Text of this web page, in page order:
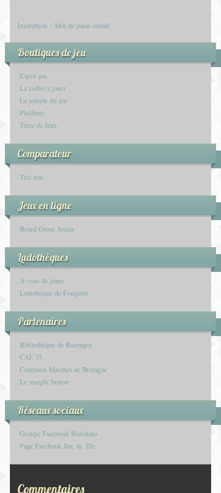
Inscription Mot de passe oublié
Boutiques de jeu
Esprit jeu
Le coffre à jouer
Le temple du jeu
Philibert
Terre de Jeux
Comparateur
Tric-trac
Jeux en ligne
Board Game Arena
Ludothèques
À vous de jouer
Ludothèque de Fougères
Partenaires
Bibliothèque de Bazouges
CAF 35
Couesnon Marches de Bretagne
Le meeple breton
Réseaux sociaux
Groupe Facebook Rézoludo
Page Facebook Jeu, tu, Ille
Commentaires